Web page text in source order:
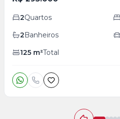
2Quartos
2Banheiros
125 m²Total